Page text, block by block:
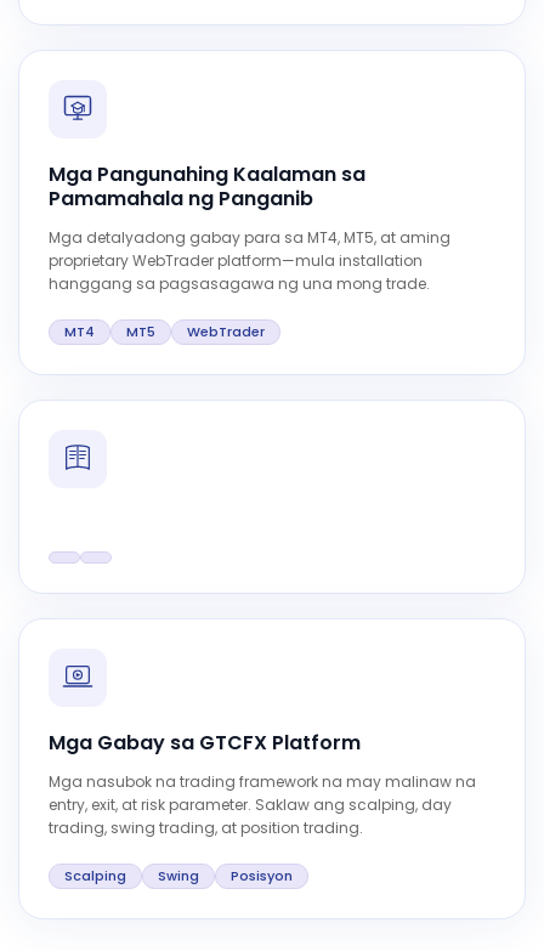
Mga Pangunahing Kaalaman sa
Pamamahala ng Panganib
Mga detalyadong gabay para sa MT4, MT5, at aming
proprietary WebTrader platform—mula installation
hanggang sa pagsasagawa ng una mong trade.
MT4 MT5 WebTrader
Mga Gabay sa GTCFX Platform
Mga nasubok na trading framework na may malinaw na
entry, exit, at risk parameter. Saklaw ang scalping, day
trading, swing trading, at position trading.
Scalping Swing Posisyon